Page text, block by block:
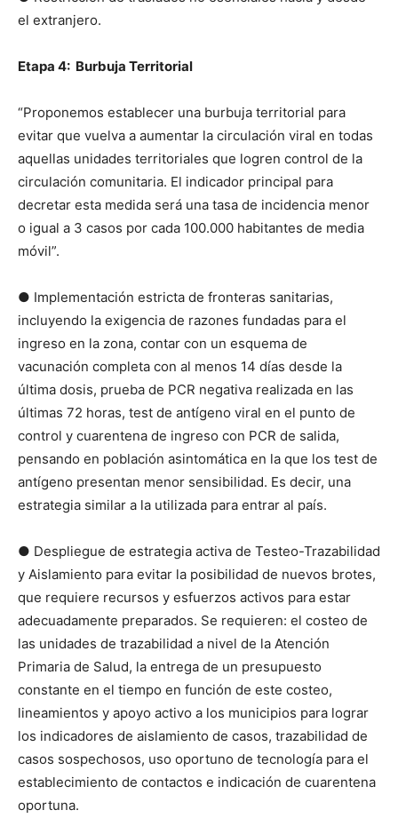
el extranjero.
Etapa 4: Burbuja Territorial
“Proponemos establecer una burbuja territorial para
evitar que vuelva a aumentar la circulación viral en todas
aquellas unidades territoriales que logren control de la
circulación comunitaria. El indicador principal para
decretar esta medida será una tasa de incidencia menor
o igual a 3 casos por cada 100.000 habitantes de media
móvil”.
● Implementación estricta de fronteras sanitarias,
incluyendo la exigencia de razones fundadas para el
ingreso en la zona, contar con un esquema de
vacunación completa con al menos 14 días desde la
última dosis, prueba de PCR negativa realizada en las
últimas 72 horas, test de antígeno viral en el punto de
control y cuarentena de ingreso con PCR de salida,
pensando en población asintomática en la que los test de
antígeno presentan menor sensibilidad. Es decir, una
estrategia similar a la utilizada para entrar al país.
● Despliegue de estrategia activa de Testeo-Trazabilidad
y Aislamiento para evitar la posibilidad de nuevos brotes,
que requiere recursos y esfuerzos activos para estar
adecuadamente preparados. Se requieren: el costeo de
las unidades de trazabilidad a nivel de la Atención
Primaria de Salud, la entrega de un presupuesto
constante en el tiempo en función de este costeo,
lineamientos y apoyo activo a los municipios para lograr
los indicadores de aislamiento de casos, trazabilidad de
casos sospechosos, uso oportuno de tecnología para el
establecimiento de contactos e indicación de cuarentena
oportuna.